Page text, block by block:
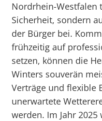
Nordrhein-Westfalen
Sicherheit, sondern
der Bürger bei.
frühzeitig auf
setzen, können die
Winters souverän
Verträge und flexible
unerwartete
werden. Im Jahr